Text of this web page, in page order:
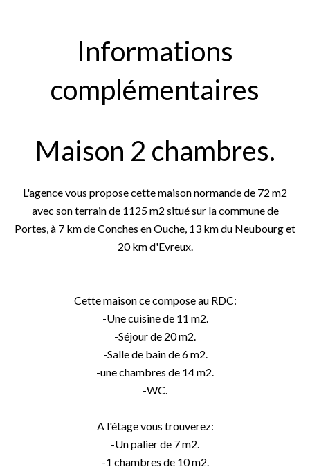
Informations
complémentaires
Maison 2 chambres.
L'agence vous propose cette maison normande de 72 m2
avec son terrain de 1125 m2 situé sur la commune de
Portes, à 7 km de Conches en Ouche, 13 km du Neubourg et
20 km d'Evreux.
Cette maison ce compose au RDC:
-Une cuisine de 11 m2.
-Séjour de 20 m2.
-Salle de bain de 6 m2.
-une chambres de 14 m2.
-WC.
A l'étage vous trouverez:
-Un palier de 7 m2.
-1 chambres de 10 m2.